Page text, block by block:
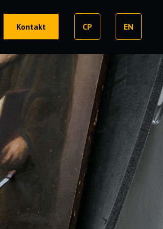
Kontakt CP EN